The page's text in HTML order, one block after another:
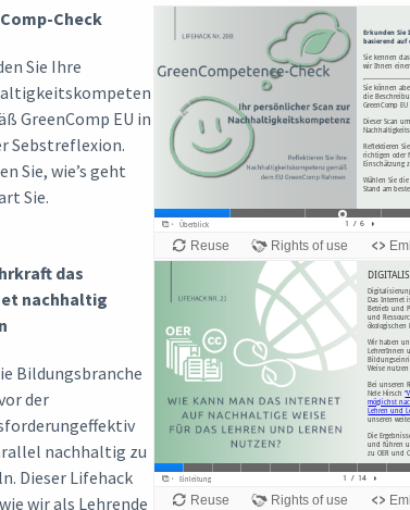
Check
Sie Ihre
GreenComp EU in
Sebstreflexion.
Sie, wie’s geht
Sie.
das
nachhaltig
Bildungsbranche
der
nachhaltig zu
Dieser Lifehack
wir als Lehrende